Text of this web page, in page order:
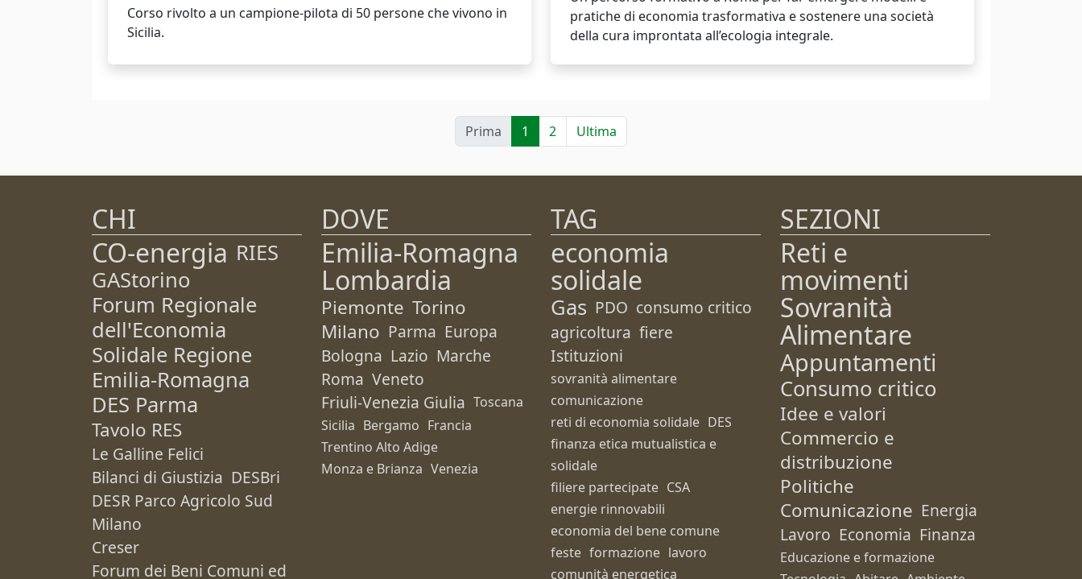
Corso rivolto a un campione-pilota di 50 persone che vivono in
Sicilia.
pratiche di economia trasformativa e sostenere una società
della cura improntata all’ecologia integrale.
Prima 1 2 Ultima
CHI
CO-energia RIES
GAStorino
Forum Regionale
dell'Economia
Solidale Regione
Emilia-Romagna
DES Parma
Tavolo RES
Le Galline Felici
Bilanci di Giustizia DESBri
DESR Parco Agricolo Sud
Milano
Creser
Forum dei Beni Comuni ed
DOVE
Emilia-Romagna
Lombardia
Piemonte Torino
Milano Parma Europa
Bologna Lazio Marche
Roma Veneto
Friuli-Venezia Giulia Toscana
Sicilia Bergamo Francia
Trentino Alto Adige
Monza e Brianza Venezia
TAG
economia
solidale
Gas PDO consumo critico
agricoltura fiere
Istituzioni
sovranità alimentare
comunicazione
reti di economia solidale DES
finanza etica mutualistica e
solidale
filiere partecipate CSA
energie rinnovabili
economia del bene comune
feste formazione lavoro
comunità energetica
SEZIONI
Reti e
movimenti
Sovranità
Alimentare
Appuntamenti
Consumo critico
Idee e valori
Commercio e
distribuzione
Politiche
Comunicazione Energia
Lavoro Economia Finanza
Educazione e formazione